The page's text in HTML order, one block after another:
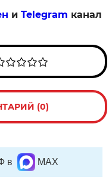
иTelegram канал
(0)
в MAX